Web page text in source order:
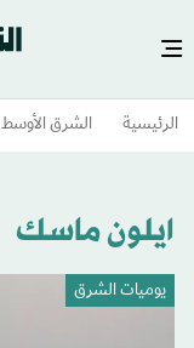
الرئيسية الشرق الأوسط​
ايلون ماسك
يوميات الشرق